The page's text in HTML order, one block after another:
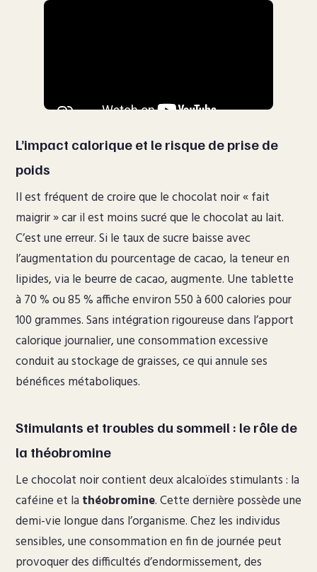
L’impact calorique et le risque de prise de
poids
Il est fréquent de croire que le chocolat noir « fait
maigrir » car il est moins sucré que le chocolat au lait.
C’est une erreur. Si le taux de sucre baisse avec
l’augmentation du pourcentage de cacao, la teneur en
lipides, via le beurre de cacao, augmente. Une tablette
à 70 % ou 85 % affiche environ 550 à 600 calories pour
100 grammes. Sans intégration rigoureuse dans l’apport
calorique journalier, une consommation excessive
conduit au stockage de graisses, ce qui annule ses
bénéfices métaboliques.
Stimulants et troubles du sommeil : le rôle de
la théobromine
Le chocolat noir contient deux alcaloïdes stimulants : la
caféine et la théobromine. Cette dernière possède une
demi-vie longue dans l’organisme. Chez les individus
sensibles, une consommation en fin de journée peut
provoquer des difficultés d’endormissement, des